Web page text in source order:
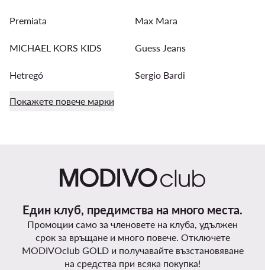
Premiata Max Mara
MICHAEL KORS KIDS Guess Jeans
Hetregó Sergio Bardi
Покажете повече марки
Един клуб, предимства на много места.
Промоции само за членовете на клуба, удължен
срок за връщане и много повече. Отключете
MODIVOclub GOLD и получавайте възстановяване
на средства при всяка покупка!